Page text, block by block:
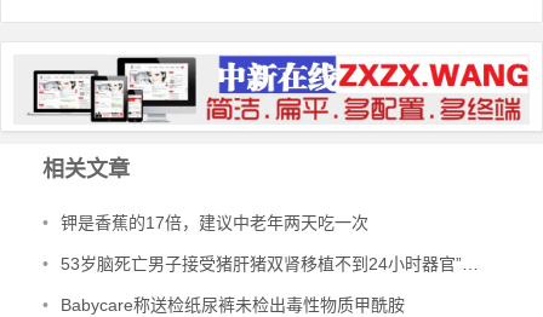
相关文章
• 钾是香蕉的17倍，建议中老年两天吃一次
• 53岁脑死亡男子接受猪肝猪双肾移植不到24小时器官”开始工作”
• Babycare称送检纸尿裤未检出毒性物质甲酰胺